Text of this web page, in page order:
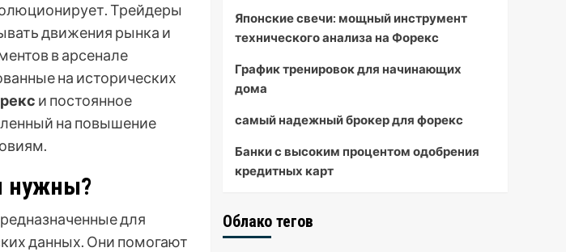
Трейдеры
движения рынка и
в арсенале
на исторических
и постоянное
на повышение
нужны?
для
данных. Они помогают
Японские свечи: мощный инструмент
технического анализа на Форекс
График тренировок для начинающих
дома
самый надежный брокер для форекс
Банки с высоким процентом одобрения
кредитных карт
Облако тегов